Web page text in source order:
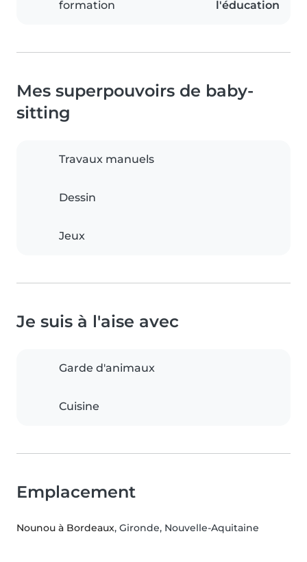
formation l'éducation
Mes superpouvoirs de baby-
sitting
Travaux manuels
Dessin
Jeux
Je suis à l'aise avec
Garde d'animaux
Cuisine
Emplacement
Nounou à Bordeaux, Gironde, Nouvelle-Aquitaine